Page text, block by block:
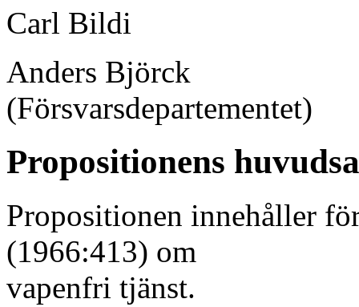
Carl Bildi
Anders Björck
(Försvarsdepartementet)
Propositionens
Propositionen innehåller
(1966:413) om
vapenfri tjänst.